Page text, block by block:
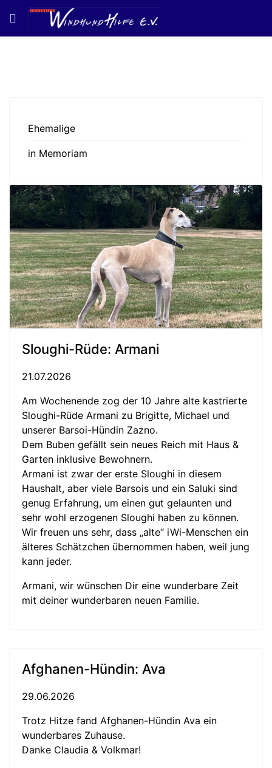
Ehemalige
in Memoriam
Sloughi-Rüde: Armani
21.07.2026
Am Wochenende zog der 10 Jahre alte kastrierte
Sloughi-Rüde Armani zu Brigitte, Michael und
unserer Barsoi-Hündin Zazno.
Dem Buben gefällt sein neues Reich mit Haus &
Garten inklusive Bewohnern.
Armani ist zwar der erste Sloughi in diesem
Haushalt, aber viele Barsois und ein Saluki sind
genug Erfahrung, um einen gut gelaunten und
sehr wohl erzogenen Sloughi haben zu können.
Wir freuen uns sehr, dass „alte“ iWi-Menschen ein
älteres Schätzchen übernommen haben, weil jung
kann jeder.
Armani, wir wünschen Dir eine wunderbare Zeit
mit deiner wunderbaren neuen Familie.
Afghanen-Hündin: Ava
29.06.2026
Trotz Hitze fand Afghanen-Hündin Ava ein
wunderbares Zuhause.
Danke Claudia & Volkmar!